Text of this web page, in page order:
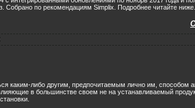
Собрано по рекомендациям Simplix. Подробнее читайте ниже.
каким-либо другим, предпочитаемым лично им, способом
в большинстве своем не на устанавливаемый